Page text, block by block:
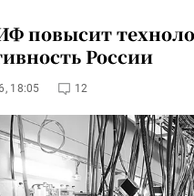
повысит
России
18:05 12